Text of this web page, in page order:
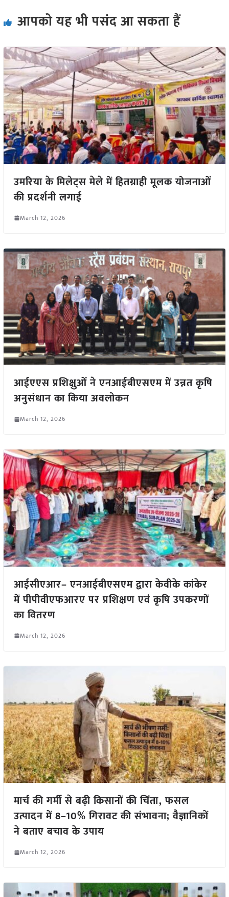
आपको यह भी पसंद आ सकता हैं
उमरिया के मिलेट्स मेले में हितग्राही मूलक योजनाओं
की प्रदर्शनी लगाई
March 12, 2026
आईएएस प्रशिक्षुओं ने एनआईबीएसएम में उन्नत कृषि
अनुसंधान का किया अवलोकन
March 12, 2026
आईसीएआर– एनआईबीएसएम द्वारा केवीके कांकेर
में पीपीवीएफआरए पर प्रशिक्षण एवं कृषि उपकरणों
का वितरण
March 12, 2026
मार्च की गर्मी से बढ़ी किसानों की चिंता, फसल
उत्पादन में 8–10% गिरावट की संभावना; वैज्ञानिकों
ने बताए बचाव के उपाय
March 12, 2026